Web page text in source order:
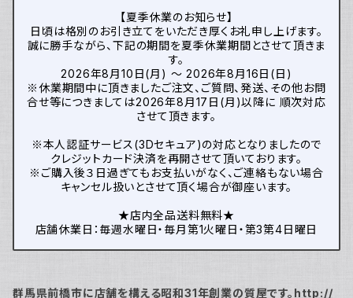
【夏季休業のお知らせ】
日頃は格別のお引き立てをいただき厚くお礼申し上げます。
誠に勝手ながら、下記の期間を夏季休業期間とさせて頂きま
す。
2026年8月10日(月) ～ 2026年8月16日(日)
※休業期間中に頂きましたご注文、ご質問、発送、その他お問
合せ等につきましては2026年8月17日(月)以降に 順次対応
させて頂きます。
※本人認証サービス(3Dセキュア)の対応となりましたので
クレジットカード決済を再開させて頂いております。
※ご購入後３日過ぎてもお支払いがなく、ご連絡もない場合
キャンセル扱いとさせて頂く場合が御座います。
★店内全品送料無料★
店舗休業日：毎週水曜日・毎月第1火曜日・第3第4日曜日
群馬県前橋市に店舗を構える昭和31年創業の質屋です。 http://